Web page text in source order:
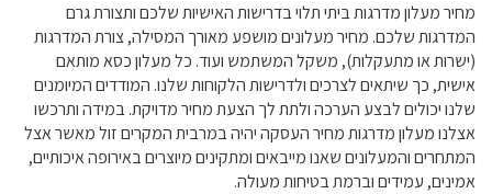
מחיר מעלון מדרגות ביתי תלוי בדרישות האישיות שלכם ותצורת גרם
המדרגות שלכם. מחיר מעלונים מושפע מאורך המסילה, צורת המדרגות
(ישרות או מתעקלות), משקל המשתמש ועוד. כל מעלון כסא מותאם
אישית, כך שיתאים לצרכים ולדרישות הלקוחות שלנו. המודדים המיומנים
שלנו יכולים לבצע הערכה ולתת לך הצעת מחיר מדויקת. במידה ותרכשו
אצלנו מעלון מדרגות מחיר העסקה יהיה במרבית המקרים זול מאשר אצל
המתחרים והמעלונים שאנו מייבאים ומתקינים מיוצרים באירופה איכותיים,
אמינים, עמידים וברמת בטיחות מעולה.